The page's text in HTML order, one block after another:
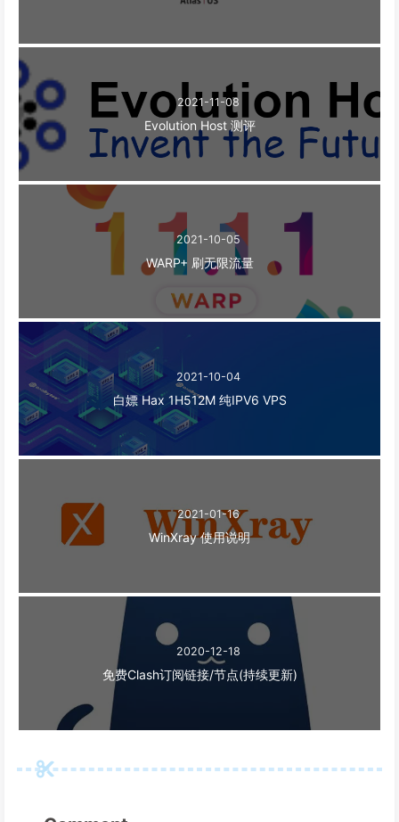
2021-11-08
Evolution Host 测评
2021-10-05
WARP+ 刷无限流量
2021-10-04
白嫖 Hax 1H512M 纯IPV6 VPS
2021-01-16
WinXray 使用说明
2020-12-18
免费Clash订阅链接/节点(持续更新)